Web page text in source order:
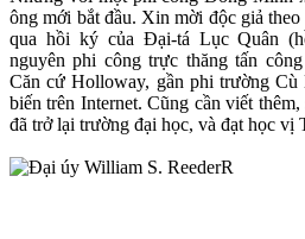
ông mới bắt đầu. Xin mời độc giả
qua hồi ký của Đại-tá Lục Quân
nguyên phi công trực thăng tấn
Căn cứ Holloway, gần phi trường
biến trên Internet. Cũng cần viết
đã trở lại trường đại học, và đạt học vị